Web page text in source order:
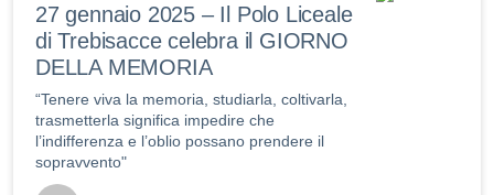
27 gennaio 2025 – Il Polo Liceale
di Trebisacce celebra il GIORNO
DELLA MEMORIA
“Tenere viva la memoria, studiarla, coltivarla,
trasmetterla significa impedire che
l’indifferenza e l’oblio possano prendere il
sopravvento"